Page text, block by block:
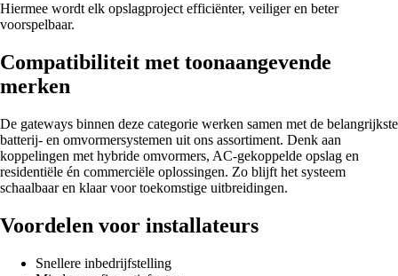
Hiermee wordt elk opslagproject efficiënter, veiliger en beter
voorspelbaar.
Compatibiliteit met toonaangevende
merken
De gateways binnen deze categorie werken samen met de belangrijkste
batterij- en omvormersystemen uit ons assortiment. Denk aan
koppelingen met hybride omvormers, AC-gekoppelde opslag en
residentiële én commerciële oplossingen. Zo blijft het systeem
schaalbaar en klaar voor toekomstige uitbreidingen.
Voordelen voor installateurs
Snellere inbedrijfstelling